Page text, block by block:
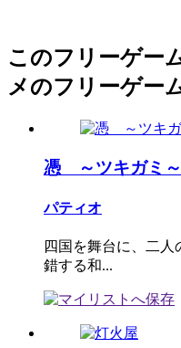
このフリーゲー
メのフリーゲー
憑 ～ツキガミ～
パティオ
四国を舞台に、二
錯する和...